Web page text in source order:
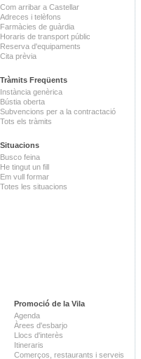
Com arribar a Castellar
Adreces i telèfons
Farmàcies de guàrdia
Horaris de transport públic
Reserva d'equipaments
Cita prèvia
Tràmits Freqüents
Instància genèrica
Bústia oberta
Subvencions per a la contractació
Tots els tràmits
Situacions
Busco feina
He tingut un fill
Em vull formar
Totes les situacions
Promoció de la Vila
Agenda
Àrees d'esbarjo
Llocs d'interès
Itineraris
Comerços, restaurants i serveis